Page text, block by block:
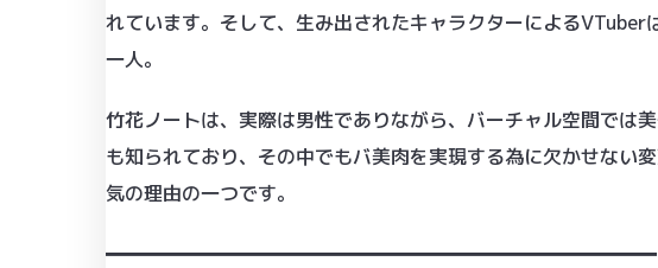
れています。そして、生み出されたキャラクターによる
一人。
竹花ノートは、実際は男性でありながら、バーチャル空間では
も知られており、その中でもバ美肉を実現する為に欠かせない
気の理由の一つです。
━━━━━━━━━━━━━━━━━━━━━━━━━━━━━